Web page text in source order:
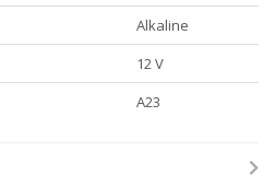
Alkaline
12 V
A23